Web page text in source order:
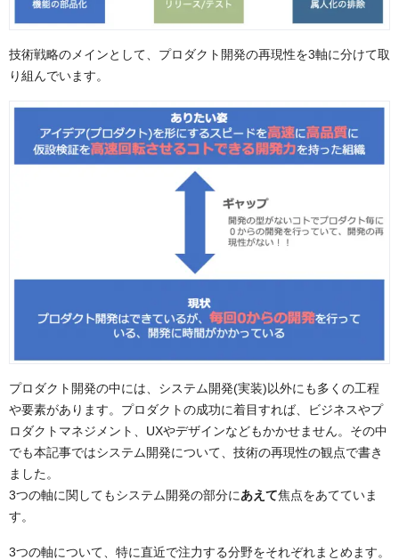
技術戦略のメインとして、プロダクト開発の再現性を3軸に分けて取
り組んでいます。
プロダクト開発の中には、システム開発(実装)以外にも多くの工程
や要素があります。プロダクトの成功に着目すれば、ビジネスやプ
ロダクトマネジメント、UXやデザインなどもかかせません。その中
でも本記事ではシステム開発について、技術の再現性の観点で書き
ました。
3つの軸に関してもシステム開発の部分にあえて焦点をあてていま
す。
3つの軸について、特に直近で注力する分野をそれぞれまとめます。